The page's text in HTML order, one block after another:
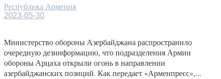
Республика Армения
2023-05-30
Министерство обороны Азербайджана распространило
очередную дезинформацию, что подразделения Армии
обороны Арцаха открыли огонь в направлении
азербайджанских позиций. Как передает «Арменпресс»,...